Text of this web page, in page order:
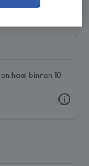
haal binnen 10